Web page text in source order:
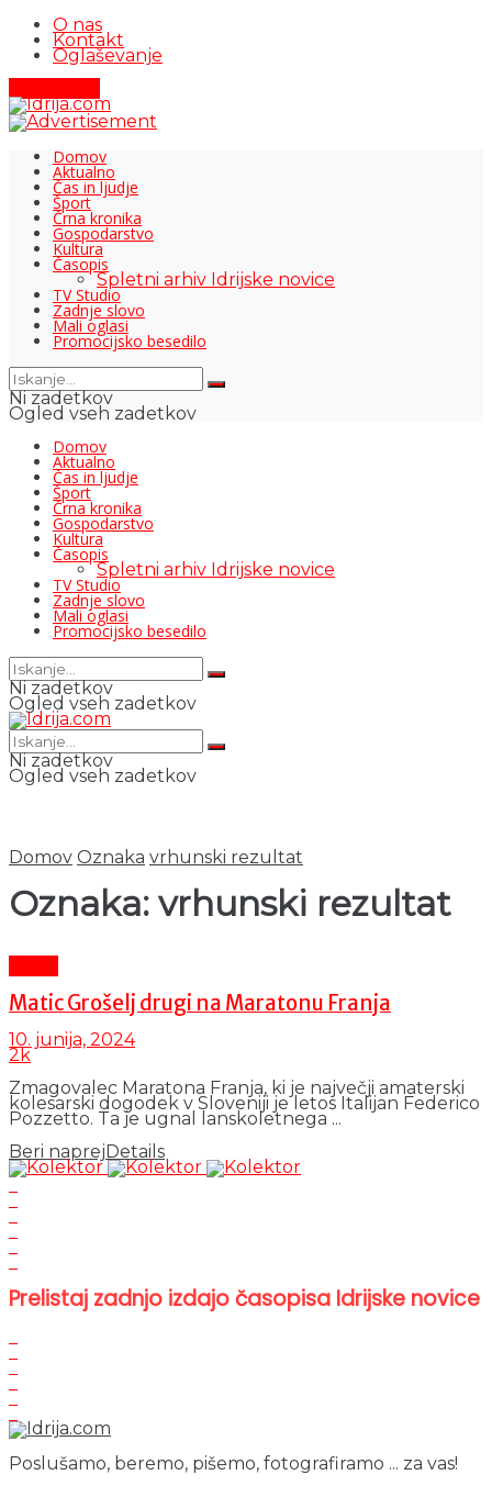
O nas
Kontakt
Oglaševanje
Domov
Aktualno
Čas in ljudje
Šport
Črna kronika
Gospodarstvo
Kultura
Časopis
Spletni arhiv Idrijske novice
TV Studio
Zadnje slovo
Mali oglasi
Promocijsko besedilo
Ni zadetkov
Ogled vseh zadetkov
Domov
Aktualno
Čas in ljudje
Šport
Črna kronika
Gospodarstvo
Kultura
Časopis
Spletni arhiv Idrijske novice
TV Studio
Zadnje slovo
Mali oglasi
Promocijsko besedilo
Ni zadetkov
Ogled vseh zadetkov
Ni zadetkov
Ogled vseh zadetkov
Domov Oznaka vrhunski rezultat
Oznaka: vrhunski rezultat
Matic Grošelj drugi na Maratonu Franja
10. junija, 2024
2k
Zmagovalec Maratona Franja, ki je največji amaterski
kolesarski dogodek v Sloveniji je letos Italijan Federico
Pozzetto. Ta je ugnal lanskoletnega ...
Beri naprej Details
Prelistaj zadnjo izdajo časopisa Idrijske novice
Poslušamo, beremo, pišemo, fotografiramo ... za vas!